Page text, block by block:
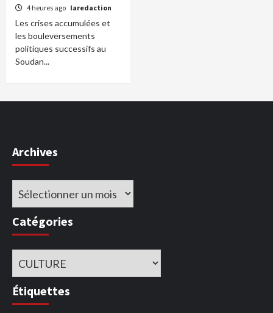
4 heures ago laredaction
Les crises accumulées et
les bouleversements
politiques successifs au
Soudan...
Archives
Archives
Catégories
Catégories
Étiquettes